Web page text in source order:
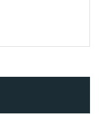
password?